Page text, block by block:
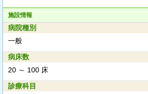
施設情報
病院種別
一般
病床数
20 ～ 100 床
診療科目